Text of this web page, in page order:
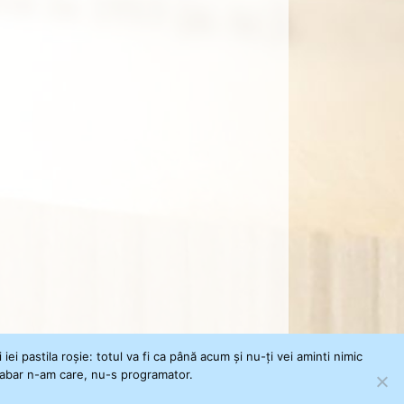
pastila roșie: totul va fi ca până acum și nu-ți vei aminti nimic
n-am care, nu-s programator.